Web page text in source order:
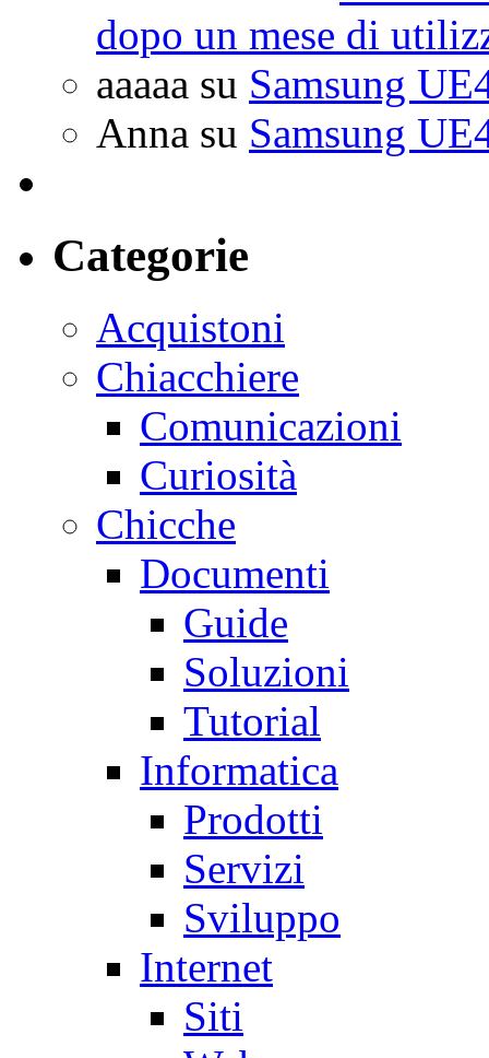
dopo un mese di
aaaaa su Samsung
Anna su Samsung
Categorie
Acquistoni
Chiacchiere
Comunicazioni
Curiosità
Chicche
Documenti
Guide
Soluzioni
Tutorial
Informatica
Prodotti
Servizi
Sviluppo
Internet
Siti